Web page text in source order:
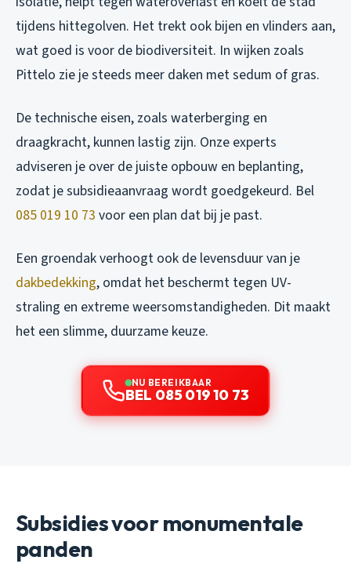
tijdens hittegolven. Het trekt ook bijen en vlinders aan,
wat goed is voor de biodiversiteit. In wijken zoals
Pittelo zie je steeds meer daken met sedum of gras.
De technische eisen, zoals waterberging en
draagkracht, kunnen lastig zijn. Onze experts
adviseren je over de juiste opbouw en beplanting,
zodat je subsidieaanvraag wordt goedgekeurd. Bel
085 019 10 73 voor een plan dat bij je past.
Een groendak verhoogt ook de levensduur van je
dakbedekking, omdat het beschermt tegen UV-
straling en extreme weersomstandigheden. Dit maakt
het een slimme, duurzame keuze.
NU BEREIKBAAR
BEL 085 019 10 73
Subsidies voor monumentale
panden